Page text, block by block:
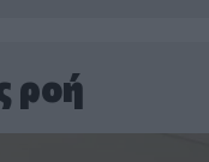
ροή